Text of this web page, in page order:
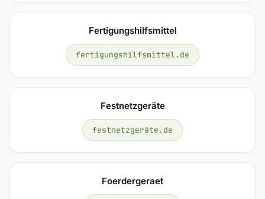
Fertigungshilfsmittel
fertigungshilfsmittel.de
Festnetzgeräte
festnetzgeräte.de
Foerdergeraet